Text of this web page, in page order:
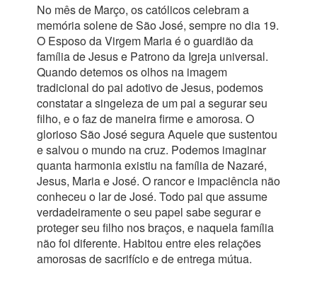
No mês de Março, os católicos celebram a
memória solene de São José, sempre no dia 19.
O Esposo da Virgem Maria é o guardião da
família de Jesus e Patrono da Igreja universal.
Quando detemos os olhos na imagem
tradicional do pai adotivo de Jesus, podemos
constatar a singeleza de um pai a segurar seu
filho, e o faz de maneira firme e amorosa. O
glorioso São José segura Aquele que sustentou
e salvou o mundo na cruz. Podemos imaginar
quanta harmonia existiu na família de Nazaré,
Jesus, Maria e José. O rancor e impaciência não
conheceu o lar de José. Todo pai que assume
verdadeiramente o seu papel sabe segurar e
proteger seu filho nos braços, e naquela família
não foi diferente. Habitou entre eles relações
amorosas de sacrifício e de entrega mútua.